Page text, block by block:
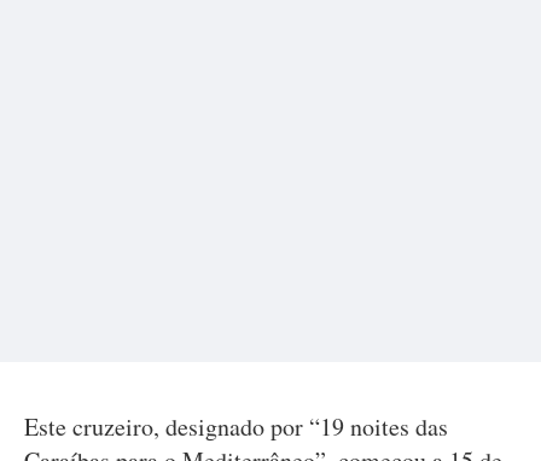
Este cruzeiro, designado por “19 noites das